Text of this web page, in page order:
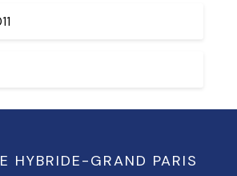
HYBRIDE-GRAND PARIS